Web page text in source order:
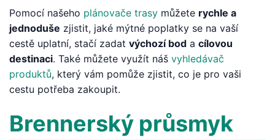
Pomocí našeho plánovače trasy můžete rychle a
jednoduše zjistit, jaké mýtné poplatky se na vaší
cestě uplatní, stačí zadat výchozí bod a cílovou
destinaci. Také můžete využít náš vyhledávač
produktů, který vám pomůže zjistit, co je pro vaši
cestu potřeba zakoupit.
Brennerský průsmyk